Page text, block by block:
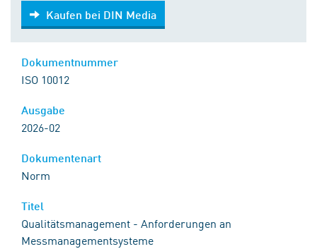
Kaufen bei DIN Media
Kaufen bei DIN Media
ISO 10012
2026-02
Norm
Qualitätsmanagement - Anforderungen an
Messmanagementsysteme